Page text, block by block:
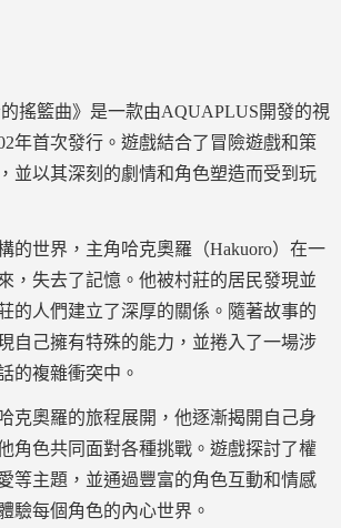
的搖籃曲》是一款由AQUAPLUS開發的視
年首次發行。遊戲結合了冒險遊戲和策
並以其深刻的劇情和角色塑造而受到玩
的世界，主角哈克奧羅（Hakuoro）在一
，失去了記憶。他被村莊的居民發現並
的人們建立了深厚的關係。隨著故事的
自己擁有特殊的能力，並捲入了一場涉
的複雜衝突中。
克奧羅的旅程展開，他逐漸揭開自己身
角色共同面對各種挑戰。遊戲探討了權
等主題，並通過豐富的角色互動和情感
驗每個角色的內心世界。